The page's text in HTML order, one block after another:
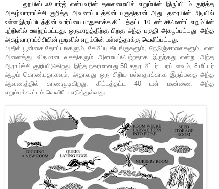
லூயிஸ் ஃபோர்ஜ் என்பவரின் தலைமையில் எறும்பின் இருப்பிடம் குறித்த
அகழ்வாராய்ச்சி குறித்த அவணப்படத்தின் பகுதிதான் அது. தரையின் அடியில்
உள்ள இருப்பிடத்தின் வார்ப்பை பாதுகாக்க கிட்டத்தட்ட 10டண் சிமெண்ட் எறும்பின்
புற்றினில் ஊற்றப்பட்டது. ஒருமாதத்திற்கு பிறகு அந்த பகுதி அகழப்பட்டது. அந்த
அகழ்வாராய்ச்சியின் முடிவில் எறும்பின் பள்ளத்தாக்கு வெளிப்பட்டது.
அதில் பூன்சை தோட்டங்களும், சேமிப்பு கிடங்குகளும், நெடுஞ்சாலைகளும் என
அனைத்து விதமான வசதிகளும் அமையப்பெற்றதாக இருந்தது என்று அந்த
ஆராய்ச்சி குறிப்பிடுகிறது. இந்த நகரமானது 50 சதுர மீட்டர் பரப்பளவும், 8 மீட்டர்
ஆழம் கொண்டதாகவும், அதாவது ஒரு சிறிய பள்ளதாக்காக இருப்பதை அந்த
ஆவணத்தில் காணமுடிகிறது. கிட்டத்தட்ட 40டன் மண்ணை அந்த
எறும்புக்கூட்டம் வெளியே எடுத்துள்ளது.